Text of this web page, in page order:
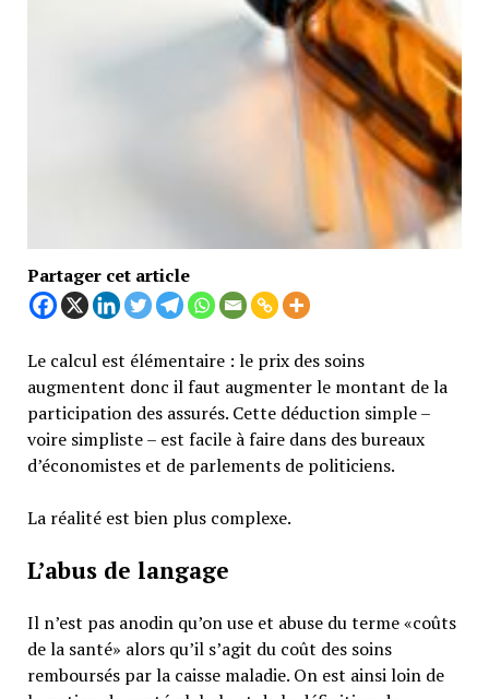
Partager cet article
Le calcul est élémentaire : le prix des soins
augmentent donc il faut augmenter le montant de la
participation des assurés. Cette déduction simple –
voire simpliste – est facile à faire dans des bureaux
d’économistes et de parlements de politiciens.
La réalité est bien plus complexe.
L’abus de langage
Il n’est pas anodin qu’on use et abuse du terme «coûts
de la santé» alors qu’il s’agit du coût des soins
remboursés par la caisse maladie. On est ainsi loin de